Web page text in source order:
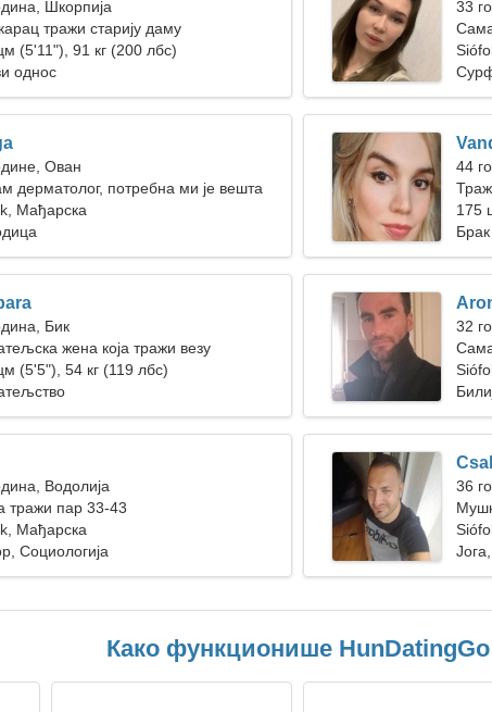
Шкорпија
тражи старију даму
(5'11"), 91 кг (200 лбс)
однос
33
Ован
дерматолог, потребна ми је вешта
Мађарска
44
175
Брак
Бик
жена која тражи везу
(5'5"), 54 кг (119 лбс)
32
Водолија
тражи пар 33-43
Мађарска
Социологија
36
Како функционише HunDatingGo